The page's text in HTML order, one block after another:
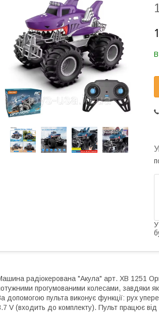
В
У
радіокерована "Акула" арт. XB 1251
прогумованими колесами, завдяки
допомогою пульта виконує функції: рух
V (входить до комплекту). Пульт працює